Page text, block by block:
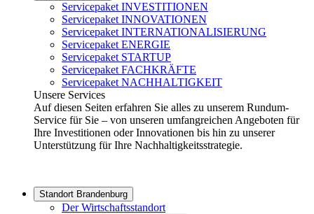
Servicepaket INVESTITIONEN
Servicepaket INNOVATIONEN
Servicepaket INTERNATIONALISIERUNG
Servicepaket ENERGIE
Servicepaket STARTUP
Servicepaket FACHKRÄFTE
Servicepaket NACHHALTIGKEIT
Unsere Services
Auf diesen Seiten erfahren Sie alles zu unserem Rundum-
Service für Sie – von unseren umfangreichen Angeboten für
Ihre Investitionen oder Innovationen bis hin zu unserer
Unterstützung für Ihre Nachhaltigkeitsstrategie.
Standort Brandenburg
Der Wirtschaftsstandort